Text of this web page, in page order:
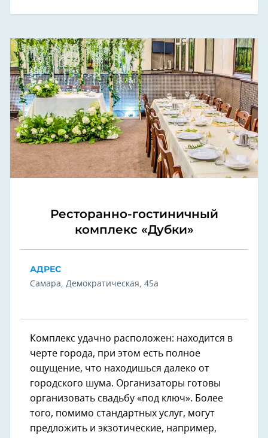
Ресторанно-гостиничный
комплекс «Дубки»
АДРЕС
Самара, Демократическая, 45а
Комплекс удачно расположен: находится в
черте города, при этом есть полное
ощущение, что находишься далеко от
городского шума. Организаторы готовы
организовать свадьбу «под ключ». Более
того, помимо стандартных услуг, могут
предложить и экзотические, например,